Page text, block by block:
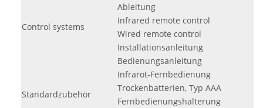
Ableitung
Control systems
Infrared remote control
Wired remote control
Standardzubehör
Installationsanleitung
Bedienungsanleitung
Infrarot-Fernbedienung
Trockenbatterien, Typ AAA
Fernbedienungshalterung